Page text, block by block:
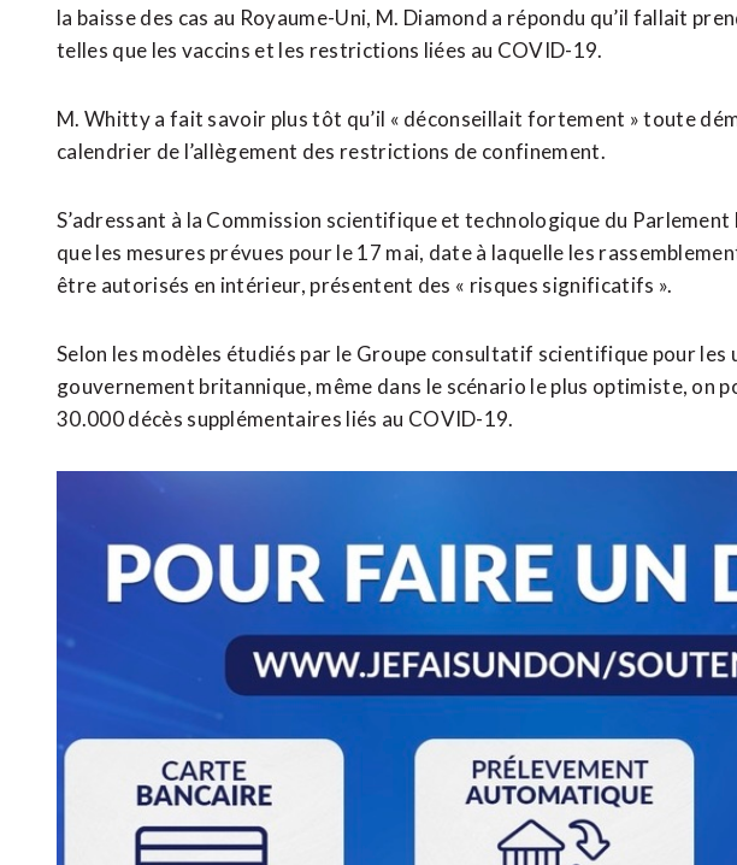
la baisse des cas au Royaume-Uni, M. Diamond a répondu qu’il fallait
telles que les vaccins et les restrictions liées au COVID-19.
M. Whitty a fait savoir plus tôt qu’il « déconseillait fortement » toute
calendrier de l’allègement des restrictions de confinement.
S’adressant à la Commission scientifique et technologique du
que les mesures prévues pour le 17 mai, date à laquelle les
être autorisés en intérieur, présentent des « risques significatifs ».
Selon les modèles étudiés par le Groupe consultatif scientifique pour les
gouvernement britannique, même dans le scénario le plus optimiste, on
30.000 décès supplémentaires liés au COVID-19.